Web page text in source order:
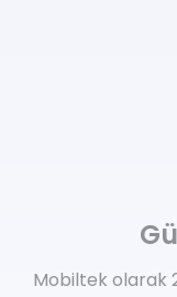
Mobiltek olarak